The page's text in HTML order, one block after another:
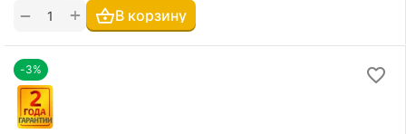
+
− В корзину
-3%